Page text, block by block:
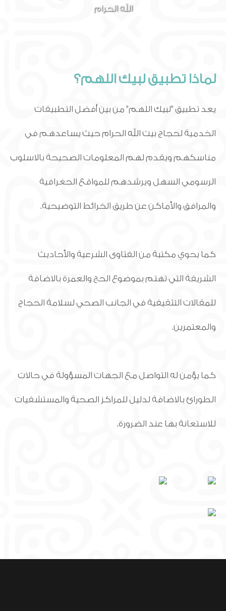
الله الحرام
لماذا تطبيق لبيك اللهم؟
يعد تطبيق "لبيك اللهم" من بين أفضل التطبيقات
الخدمية لحجاج بيت الله الحرام حيث يساعدهم في
مناسكهم ويقدم لهم المعلومات الصحيحة بالاسلوب
الرسومي السهل ويرشدهم للمواقع الجغرافية
والمرافق والأماكن عن طريق الخرائط التوضيحية.
كما يحوي مكتبة من الفتاوى الشرعية والأحاديث
الشريفة التي تهتم بموضوع الحج والعمرة بالاضافة
للمقالات التثقيفية في الجانب الصحي لسلامة الحجاج
والمعتمرين.
كما يؤمن له التواصل مع الجهات المسؤولة في حالات
الطورائ بالاضافة لدليل للمراكز الصحية والمستشفيات
للاستعانة بها عند الضرورة.